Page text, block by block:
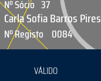
Carla Sofia Barros Pires
37
Nº Sócio
Nº Registo 0084
VÁLIDO